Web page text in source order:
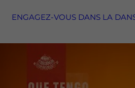
ENGAGEZ-VOUS DANS LA